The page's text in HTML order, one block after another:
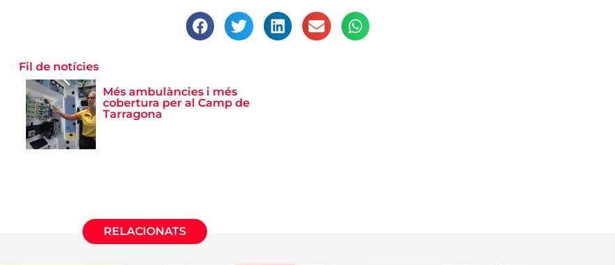
Fil de notícies
Més ambulàncies i més
cobertura per al Camp de
Tarragona
RELACIONATS